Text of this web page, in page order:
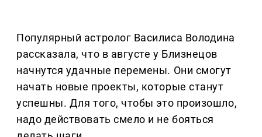
Популярный астролог Василиса Володина
рассказала, что в августе у Близнецов
начнутся удачные перемены. Они смогут
начать новые проекты, которые станут
успешны. Для того, чтобы это произошло,
надо действовать смело и не бояться